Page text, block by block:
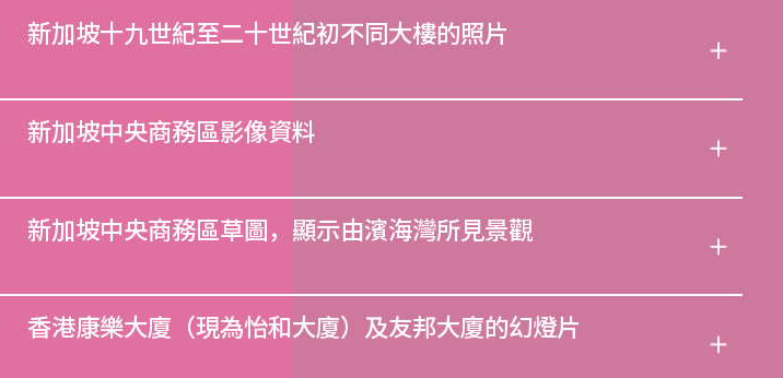
新加坡十九世紀至二十世紀初不同大樓的照片
新加坡中央商務區影像資料
新加坡中央商務區草圖，顯示由濱海灣所見景觀
香港康樂大廈（現為怡和大廈）及友邦大廈的幻燈片